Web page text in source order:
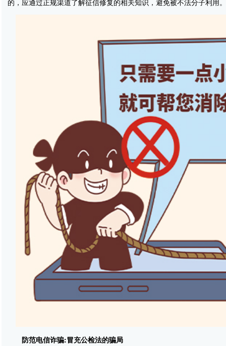
的，应通过正规渠道了解征信修复的相关知识，避免被不法分子利用。
防范电信诈骗:冒充公检法的骗局